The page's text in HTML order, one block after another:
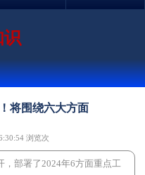
识
将围绕六大方面
浏览次
，部署了2024年6方面重点工